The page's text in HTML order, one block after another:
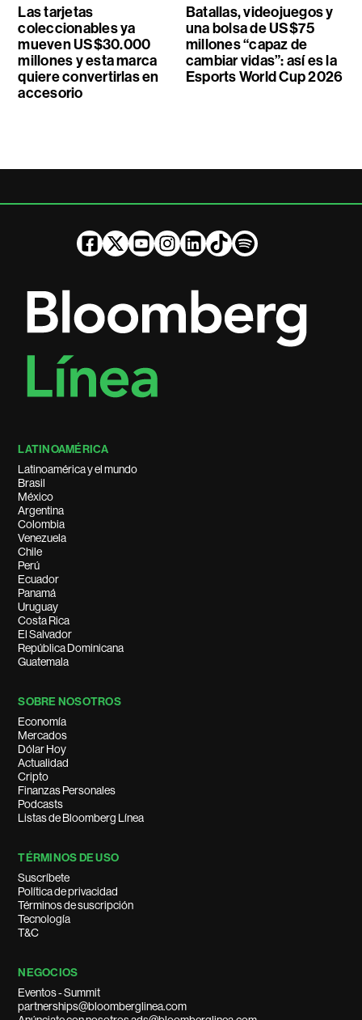
Las tarjetas
coleccionables ya
mueven US$30.000
millones y esta marca
quiere convertirlas en
accesorio
Batallas, videojuegos y
una bolsa de US$75
millones “capaz de
cambiar vidas”: así es la
Esports World Cup 2026
LATINOAMÉRICA
Latinoamérica y el mundo
Brasil
México
Argentina
Colombia
Venezuela
Chile
Perú
Ecuador
Panamá
Uruguay
Costa Rica
El Salvador
República Dominicana
Guatemala
SOBRE NOSOTROS
Economía
Mercados
Dólar Hoy
Actualidad
Cripto
Finanzas Personales
Podcasts
Listas de Bloomberg Línea
TÉRMINOS DE USO
Suscríbete
Política de privacidad
Términos de suscripción
Tecnología
T&C
NEGOCIOS
Eventos - Summit
partnerships@bloomberglinea.com